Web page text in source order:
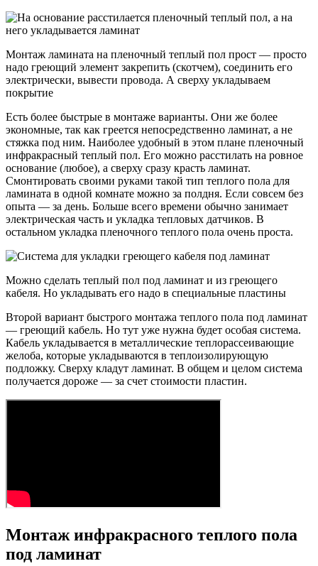
Монтаж ламината на пленочный теплый пол прост — просто
надо греющий элемент закрепить (скотчем), соединить его
электрически, вывести провода. А сверху укладываем
покрытие
Есть более быстрые в монтаже варианты. Они же более
экономные, так как греется непосредственно ламинат, а не
стяжка под ним. Наиболее удобный в этом плане пленочный
инфракрасный теплый пол. Его можно расстилать на ровное
основание (любое), а сверху сразу красть ламинат.
Смонтировать своими руками такой тип теплого пола для
ламината в одной комнате можно за полдня. Если совсем без
опыта — за день. Больше всего времени обычно занимает
электрическая часть и укладка тепловых датчиков. В
остальном укладка пленочного теплого пола очень проста.
Можно сделать теплый пол под ламинат и из греющего
кабеля. Но укладывать его надо в специальные пластины
Второй вариант быстрого монтажа теплого пола под ламинат
— греющий кабель. Но тут уже нужна будет особая система.
Кабель укладывается в металлические теплорассеивающие
желоба, которые укладываются в теплоизолирующую
подложку. Сверху кладут ламинат. В общем и целом система
получается дороже — за счет стоимости пластин.
Монтаж инфракрасного теплого пола
под ламинат